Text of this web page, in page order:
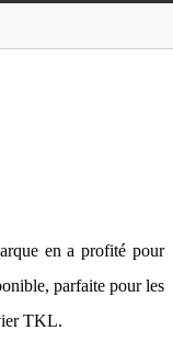
en a profité pour
parfaite pour les
TKL.